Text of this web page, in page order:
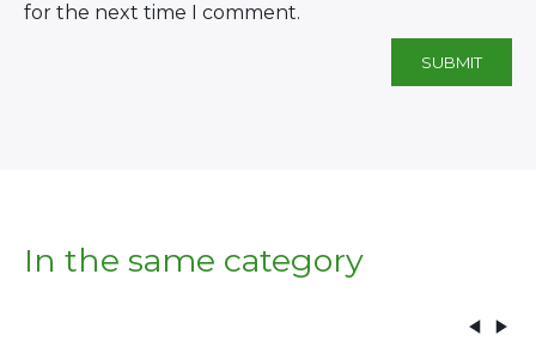
for the next time I comment.
In the same category